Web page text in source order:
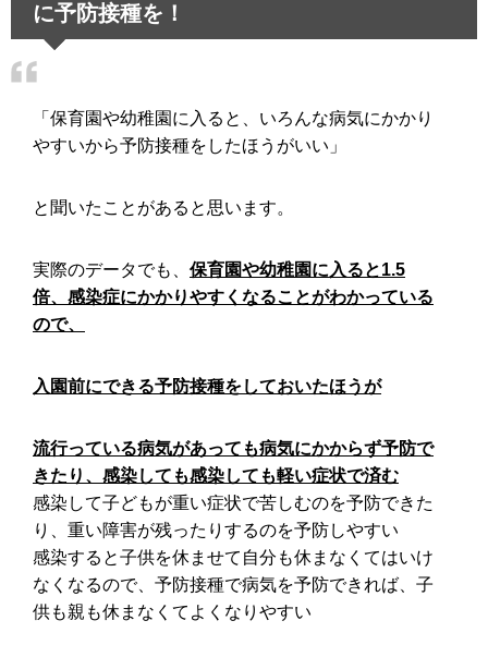
に予防接種を！
「保育園や幼稚園に入ると、いろんな病気にかかり
やすいから予防接種をしたほうがいい」
と聞いたことがあると思います。
実際のデータでも、 保育園や幼稚園に入ると1.5
倍、感染症にかかりやすくなることがわかっている
ので、
入園前にできる予防接種をしておいたほうが
流行っている病気があっても病気にかからず予防で
きたり、感染しても感染しても軽い症状で済む
感染して子どもが重い症状で苦しむのを予防できた
り、重い障害が残ったりするのを予防しやすい
感染すると子供を休ませて自分も休まなくてはいけ
なくなるので、予防接種で病気を予防できれば、子
供も親も休まなくてよくなりやすい